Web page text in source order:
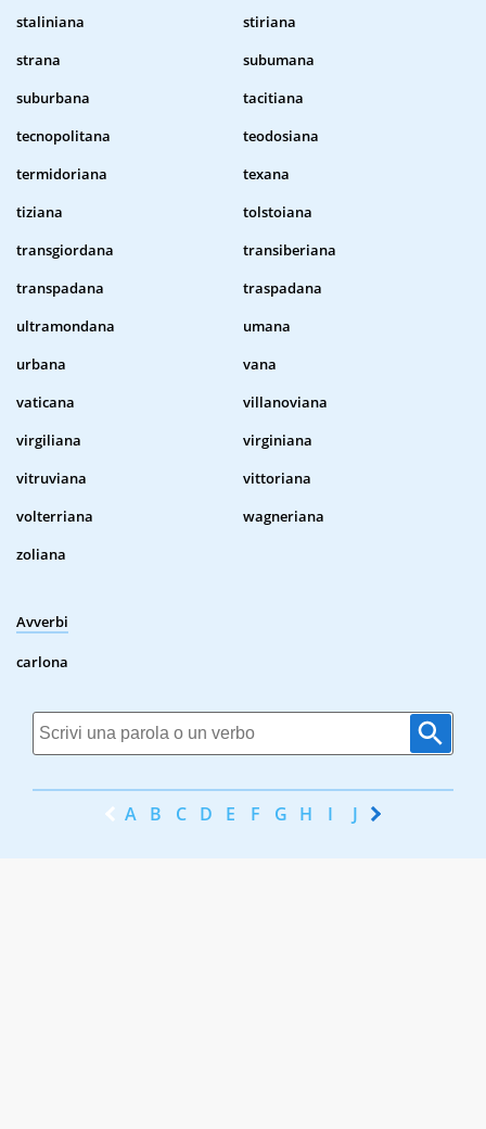
staliniana
stiriana
strana
subumana
suburbana
tacitiana
tecnopolitana
teodosiana
termidoriana
texana
tiziana
tolstoiana
transgiordana
transiberiana
transpadana
traspadana
ultramondana
umana
urbana
vana
vaticana
villanoviana
virgiliana
virginiana
vitruviana
vittoriana
volterriana
wagneriana
zoliana
Avverbi
carlona
A B C D E F G H I J K